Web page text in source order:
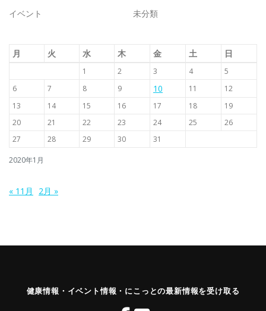
イベント 未分類
2020年1月
月 火 水 木 金 土 日
1 2 3 4
5
6
7 8 9 10 11
12
13
14 15 16 17 18
19
20
21 22 23 24 25
26
27
28 29 30 31
« 11月 2月 »
健康情報・イベント情報・にこっとの最新情報を受け取る